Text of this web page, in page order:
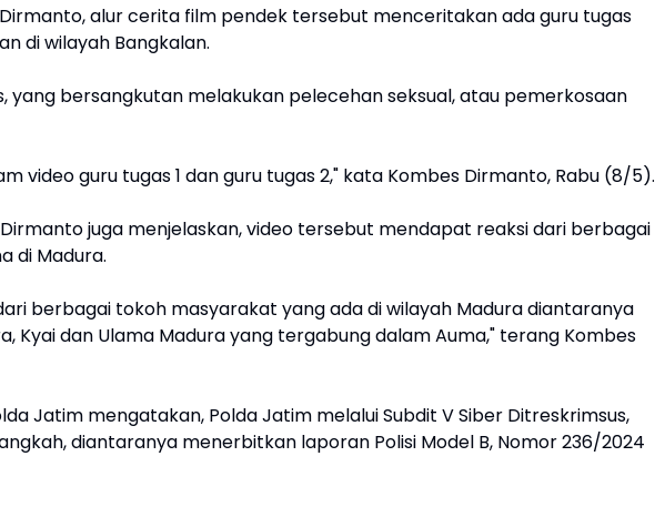
alur cerita film pendek tersebut menceritakan ada guru tugas
di wilayah Bangkalan.
yang bersangkutan melakukan pelecehan seksual, atau pemerkosaan
video guru tugas 1 dan guru tugas 2," kata Kombes Dirmanto, Rabu (8/5).
juga menjelaskan, video tersebut mendapat reaksi dari berbagai
di Madura.
berbagai tokoh masyarakat yang ada di wilayah Madura diantaranya
Kyai dan Ulama Madura yang tergabung dalam Auma," terang Kombes
Jatim mengatakan, Polda Jatim melalui Subdit V Siber Ditreskrimsus,
diantaranya menerbitkan laporan Polisi Model B, Nomor 236/2024